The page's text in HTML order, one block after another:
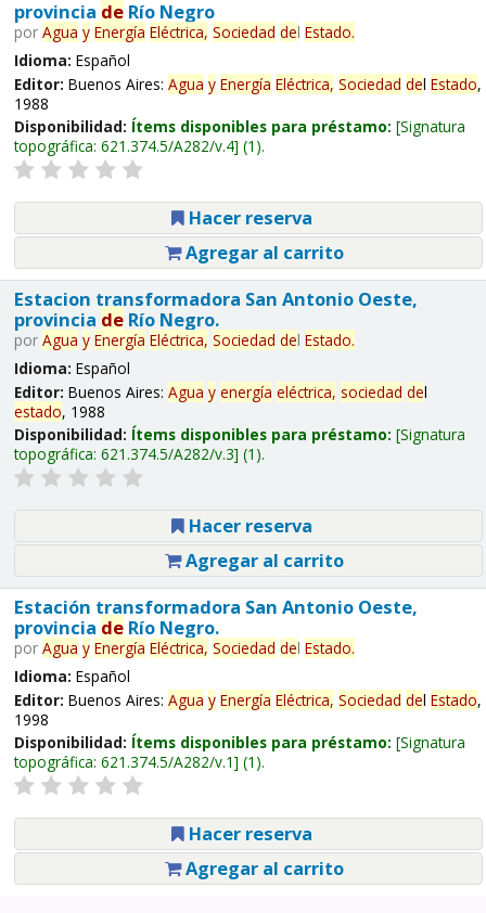
provincia deRío Negro
por Agua y Energía Eléctrica, Sociedad del Estado.
Idioma: Español
Editor: Buenos Aires: Agua y Energía Eléctrica, Sociedad del Estado,
1988
Disponibilidad: Ítems disponibles para préstamo: Signatura
topográfica: 621.374.5/A282/v.4 (1).
Hacer reserva
Agregar al carrito
Estacion transformadora San Antonio Oeste,
provincia deRío Negro.
por Agua y Energía Eléctrica, Sociedad del Estado.
Idioma: Español
Editor: Buenos Aires: Agua y energía eléctrica, sociedad del
estado, 1988
Disponibilidad: Ítems disponibles para préstamo: Signatura
topográfica: 621.374.5/A282/v.3 (1).
Hacer reserva
Agregar al carrito
Estación transformadora San Antonio Oeste,
provincia deRío Negro.
por Agua y Energía Eléctrica, Sociedad del Estado.
Idioma: Español
Editor: Buenos Aires: Agua y Energía Eléctrica, Sociedad del Estado,
1998
Disponibilidad: Ítems disponibles para préstamo: Signatura
topográfica: 621.374.5/A282/v.1 (1).
Hacer reserva
Agregar al carrito